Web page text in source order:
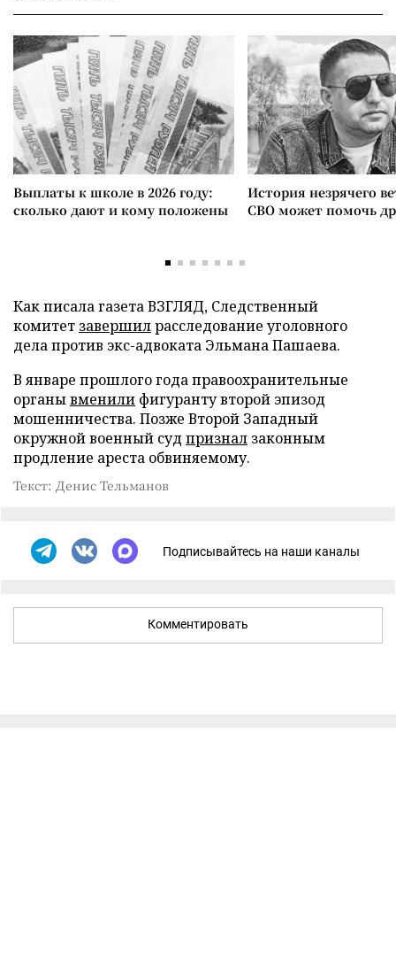
Выплаты к школе в 2026 году:
сколько дают и кому положены
История незрячего
СВО может помочь
Как писала газета ВЗГЛЯД, Следственный
комитет завершилрасследование уголовного
дела против экс-адвоката Эльмана Пашаева.
В январе прошлого года правоохранительные
органывменили фигуранту второй эпизод
мошенничества. Позже Второй Западный
окружной военный суд признал законным
продление ареста обвиняемому.
Текст: Денис Тельманов
Подписывайтесь на наши каналы
Комментировать